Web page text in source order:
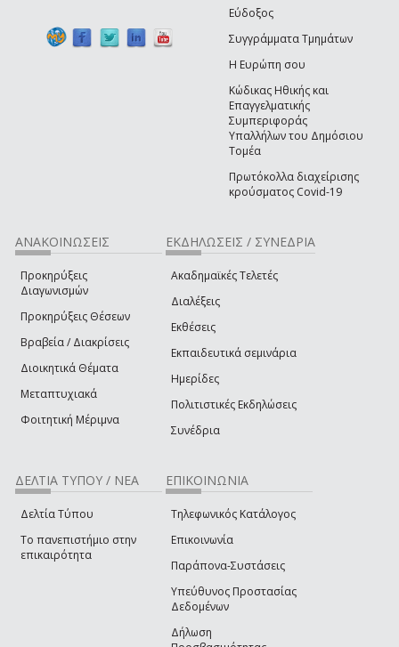
Εύδοξος
Συγγράμματα Τμημάτων
Η Ευρώπη σου
Κώδικας Ηθικής και
Επαγγελματικής
Συμπεριφοράς
Υπαλλήλων του Δημόσιου
Τομέα
Πρωτόκολλα διαχείρισης
κρούσματος Covid-19
ΑΝΑΚΟΙΝΩΣΕΙΣ
Προκηρύξεις
Διαγωνισμών
Προκηρύξεις Θέσεων
Βραβεία / Διακρίσεις
Διοικητικά Θέματα
Μεταπτυχιακά
Φοιτητική Μέριμνα
ΕΚΔΗΛΩΣΕΙΣ / ΣΥΝΕΔΡΙΑ
Ακαδημαϊκές Τελετές
Διαλέξεις
Εκθέσεις
Εκπαιδευτικά σεμινάρια
Ημερίδες
Πολιτιστικές Εκδηλώσεις
Συνέδρια
ΔΕΛΤΙΑ ΤΥΠΟΥ / ΝΕΑ
Δελτία Τύπου
Το πανεπιστήμιο στην
επικαιρότητα
ΕΠΙΚΟΙΝΩΝΙΑ
Τηλεφωνικός Κατάλογος
Επικοινωνία
Παράπονα-Συστάσεις
Υπεύθυνος Προστασίας
Δεδομένων
Δήλωση